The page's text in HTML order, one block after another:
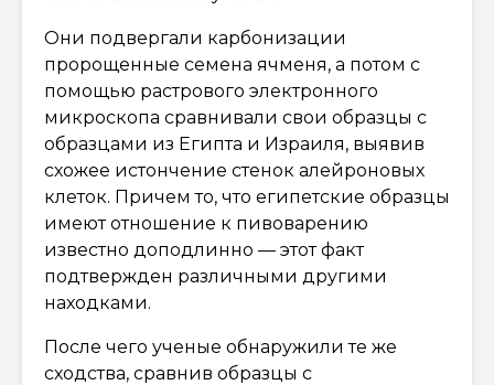
Они подвергали карбонизации
пророщенные семена ячменя, а потом с
помощью растрового электронного
микроскопа сравнивали свои образцы с
образцами из Египта и Израиля, выявив
схожее истончение стенок алейроновых
клеток. Причем то, что египетские образцы
имеют отношение к пивоварению
известно доподлинно — этот факт
подтвержден различными другими
находками.
После чего ученые обнаружили те же
сходства, сравнив образцы с